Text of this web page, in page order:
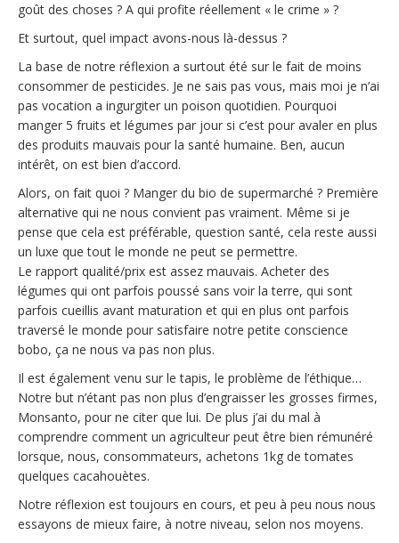
goût des choses ? A qui profite réellement « le crime » ?
Et surtout, quel impact avons-nous là-dessus ?
La base de notre réflexion a surtout été sur le fait de moins
consommer de pesticides. Je ne sais pas vous, mais moi je n’ai
pas vocation a ingurgiter un poison quotidien. Pourquoi
manger 5 fruits et légumes par jour si c’est pour avaler en plus
des produits mauvais pour la santé humaine. Ben, aucun
intérêt, on est bien d’accord.
Alors, on fait quoi ? Manger du bio de supermarché ? Première
alternative qui ne nous convient pas vraiment. Même si je
pense que cela est préférable, question santé, cela reste aussi
un luxe que tout le monde ne peut se permettre.
Le rapport qualité/prix est assez mauvais. Acheter des
légumes qui ont parfois poussé sans voir la terre, qui sont
parfois cueillis avant maturation et qui en plus ont parfois
traversé le monde pour satisfaire notre petite conscience
bobo, ça ne nous va pas non plus.
Il est également venu sur le tapis, le problème de l’éthique…
Notre but n’étant pas non plus d’engraisser les grosses firmes,
Monsanto, pour ne citer que lui. De plus j’ai du mal à
comprendre comment un agriculteur peut être bien rémunéré
lorsque, nous, consommateurs, achetons 1kg de tomates
quelques cacahouètes.
Notre réflexion est toujours en cours, et peu à peu nous nous
essayons de mieux faire, à notre niveau, selon nos moyens.